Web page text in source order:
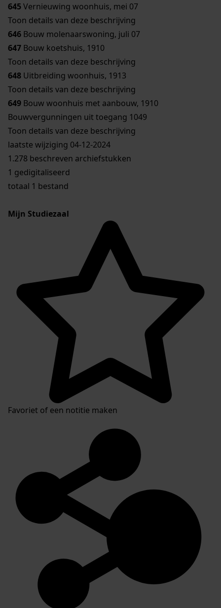
645Vernieuwing woonhuis, mei 07
Toon details van deze beschrijving
646 Bouw molenaarswoning, juli 07
647 Bouw koetshuis, 1910
Toon details van deze beschrijving
648 Uitbreiding woonhuis, 1913
Toon details van deze beschrijving
649 Bouw woonhuis met aanbouw, 1910
Bouwvergunningen uit toegang 1049
Toon details van deze beschrijving
laatste wijziging 04-12-2024
1.278 beschreven archiefstukken
1 gedigitaliseerd
totaal 1 bestand
Mijn Studiezaal
Favoriet of een notitie maken